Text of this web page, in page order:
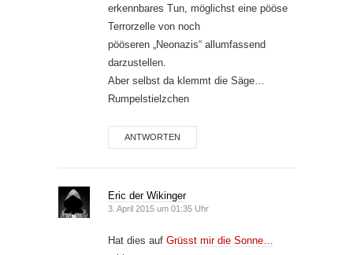
erkennbares Tun, möglichst eine pööse
Terrorzelle von noch
pööseren „Neonazis“ allumfassend
darzustellen.
Aber selbst da klemmt die Säge…
Rumpelstielzchen
ANTWORTEN
Eric der Wikinger
3. April 2015 um 01:35 Uhr
Hat dies auf Grüsst mir die Sonne…